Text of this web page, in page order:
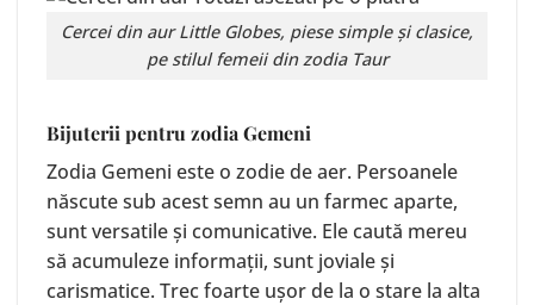
Cercei din aurLittle Globes, piese simple și clasice,
pe stilul femeii din zodia Taur
Bijuterii pentru zodia Gemeni
Zodia Gemeni este o zodie de aer. Persoanele
născute sub acest semn au un farmec aparte,
sunt versatile și comunicative. Ele caută mereu
să acumuleze informații, sunt joviale și
carismatice. Trec foarte ușor de la o stare la alta